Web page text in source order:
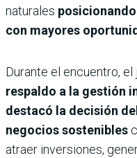
naturales
con mayores
Durante el encuentro,
respaldo a la gestión
destacó la decisión
negocios sostenibles
atraer inversiones,